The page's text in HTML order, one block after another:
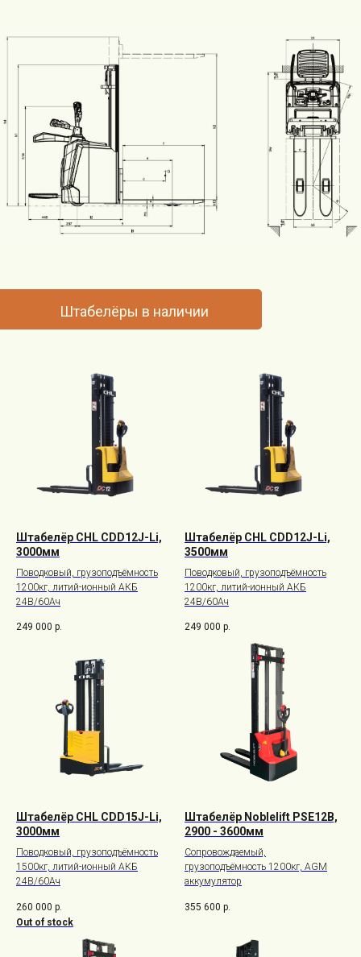
Штабелёры в наличии
Штабелёр CHL CDD12J-Li,
3000мм
Поводковый, грузоподъёмность
1200кг, литий-ионный АКБ
24В/60Ач
249 000 р.
Штабелёр CHL CDD12J-Li,
3500мм
Поводковый, грузоподъёмность
1200кг, литий-ионный АКБ
24В/60Ач
249 000 р.
Штабелёр CHL CDD15J-Li,
3000мм
Поводковый, грузоподъёмность
1500кг, литий-ионный АКБ
24В/60Ач
260 000 р.
Out of stock
Штабелёр Noblelift PSE12B,
2900 - 3600мм
Сопровождаемый,
грузоподъёмность 1200кг, AGM
аккумулятор
355 600 р.